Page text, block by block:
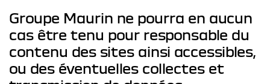
Groupe Maurin ne pourra en aucun
cas être tenu pour responsable du
contenu des sites ainsi accessibles,
ou des éventuelles collectes et